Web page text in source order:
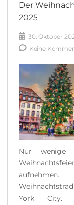
READ MORE
Der
2025
30. Oktober
Keine
Nur wenige
York City.